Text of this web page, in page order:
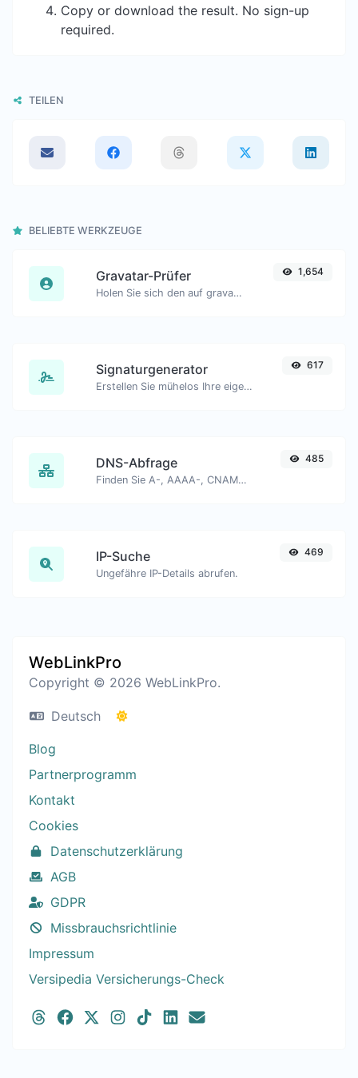
Copy or download the result. No sign-up
required.
TEILEN
BELIEBTE WERKZEUGE
Gravatar-Prüfer
Holen Sie sich den auf gravatar.com weltweit anerkannten Avatar für jede E-Mail.
1,654
Signaturgenerator
Erstellen Sie mühelos Ihre eigene benutzerdefinierte Signatur und laden Sie sie problemlos herunter.
617
DNS-Abfrage
Finden Sie A-, AAAA-, CNAME-, MX-, NS-, TXT-, SOA-DNS-Einträge eines Hosts.
485
IP-Suche
Ungefähre IP-Details abrufen.
469
WebLinkPro
Copyright © 2026 WebLinkPro.
Deutsch
Blog
Partnerprogramm
Kontakt
Cookies
Datenschutzerklärung
AGB
GDPR
Missbrauchsrichtlinie
Impressum
Versipedia Versicherungs-Check